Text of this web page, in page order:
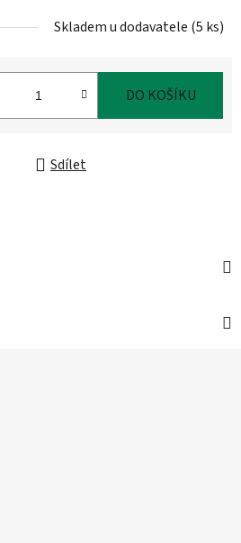
Skladem u dodavatele (5 ks)
DO KOŠÍKU
Sdílet